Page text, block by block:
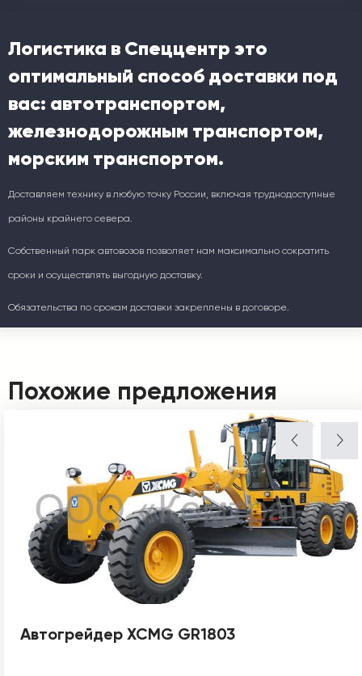
Логистика в Спеццентр это
оптимальный способ доставки под
вас: автотранспортом,
железнодорожным транспортом,
морским транспортом.
Доставляем технику в любую точку России, включая труднодоступные
районы крайнего севера.
Собственный парк автовозов позволяет нам максимально сократить
сроки и осуществлять выгодную доставку.
Обязательства по срокам доставки закреплены в договоре.
Похожие предложения
Автогрейдер XCMG GR1803